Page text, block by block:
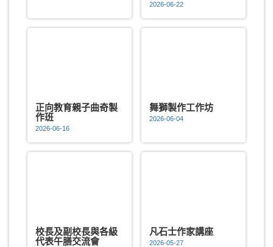
2026-06-22
正向教育親子曲奇製
作班
2026-06-16
舞獅製作工作坊
2026-06-04
校長及副校長與各級
代表午膳交流會
凡石士作家講座
2026-05-27